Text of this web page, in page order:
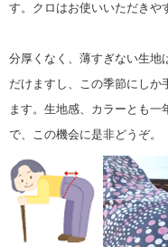
す。クロはお使いいただきや
分厚くなく、薄すぎない生地
だけますし、この季節にしか
ます。生地感、カラーとも
で、この機会に是非どうぞ。